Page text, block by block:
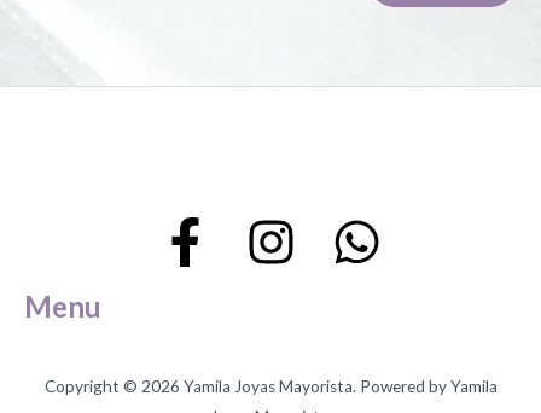
Menu
Copyright © 2026 Yamila Joyas Mayorista. Powered by Yamila